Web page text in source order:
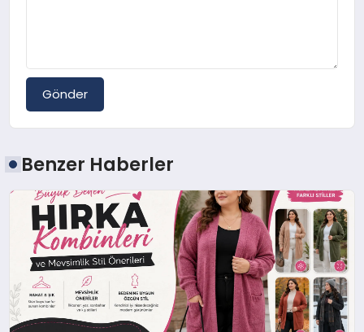
Gönder
Benzer Haberler